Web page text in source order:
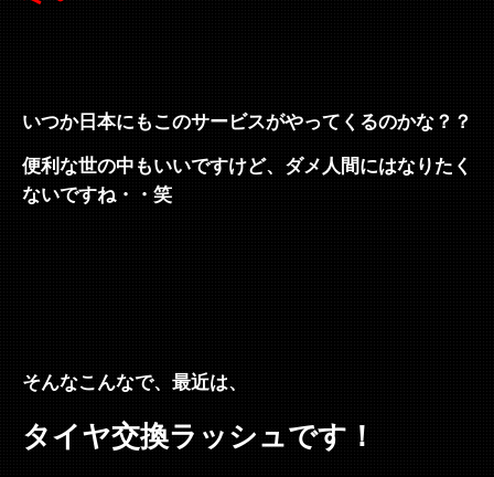
いつか日本にもこのサービスがやってくるのかな？？
便利な世の中もいいですけど、ダメ人間にはなりたく
ないですね・・笑
そんなこんなで、最近は、
タイヤ交換ラッシュです！